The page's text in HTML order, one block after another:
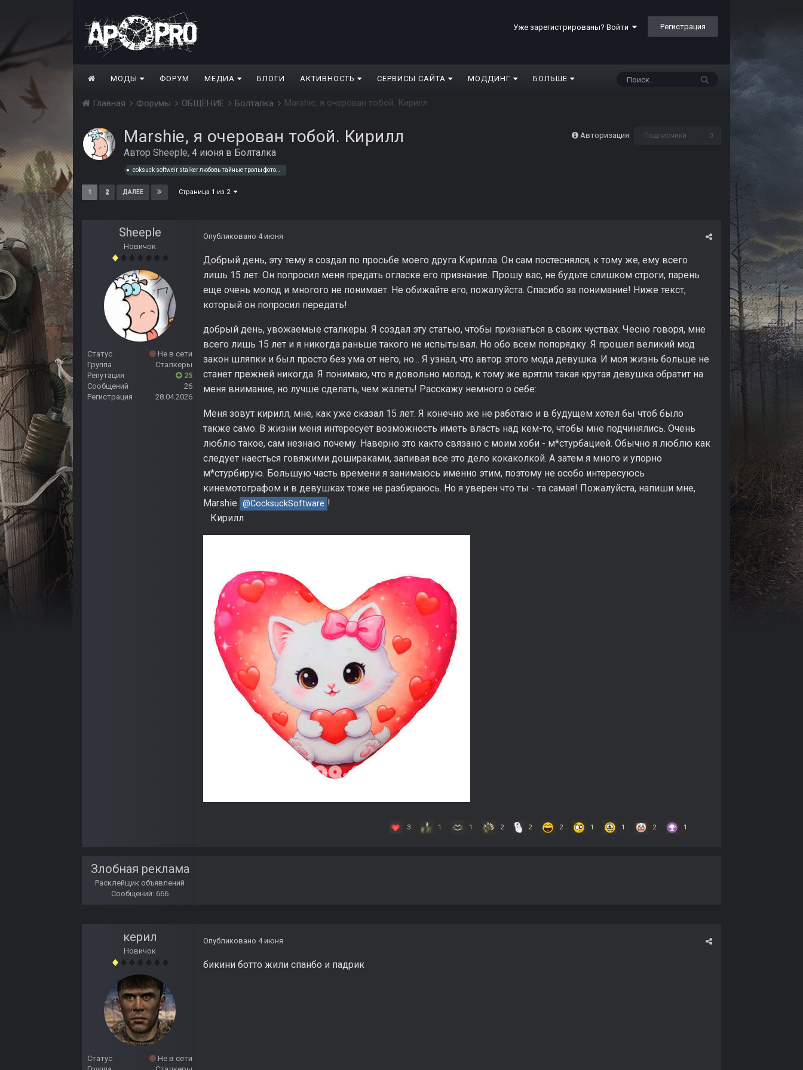
Уже зарегистрированы? Войти Регистрация
МОДЫ ФОРУМ МЕДИА БЛОГИ АКТИВНОСТЬ СЕРВИСЫ САЙТА МОДДИНГ БОЛЬШЕ
Главная Форумы ОБЩЕНИЕ Болталка Marshie, я очерован тобой. Кирилл
Авторизация Подписчики 0
Marshie, я очерован тобой. Кирилл
Автор Sheeple, 4 июня в Болталка
1 2 ДАЛЕЕ Страница 1 из 2
Sheeple
Новичок
Статус
Не в сети
Группа
Сталкеры
Репутация
25
Сообщений
26
Регистрация
28.04.2026
Опубликовано 4 июня
Добрый день, эту тему я создал по просьбе моего друга Кирилла. Он сам постеснялся, к тому же, ему всего
лишь 15 лет. Он попросил меня предать огласке его признание. Прошу вас, не будьте слишком строги, парень
еще очень молод и многого не понимает. Не обижайте его, пожалуйста. Спасибо за понимание! Ниже текст,
который он попросил передать!
добрый день, увожаемые сталкеры. Я создал эту статью, чтобы признаться в своих чуствах. Чесно говоря, мне
всего лишь 15 лет и я никогда раньше такого не испытывал. Но обо всем попорядку. Я прошел великий мод
закон шляпки и был просто без ума от него, но... Я узнал, что автор этого мода девушка. И моя жизнь больше не
станет прежней никогда. Я понимаю, что я довольно молод, к тому же врятли такая крутая девушка обратит на
меня внимание, но лучше сделать, чем жалеть! Расскажу немного о себе:
Меня зовут кирилл, мне, как уже сказал 15 лет. Я конечно же не работаю и в будущем хотел бы чтоб было
также само. В жизни меня интересует возможность иметь власть над кем-то, чтобы мне подчинялись. Очень
люблю такое, сам незнаю почему. Наверно это както связано с моим хоби - м*стурбацией. Обычно я люблю как
следует наесться говяжими дошираками, запивая все это дело кокаколкой. А затем я много и упорно
м*стурбирую. Большую часть времени я занимаюсь именно этим, поэтому не особо интересуюсь
кинемотографом и в девушках тоже не разбираюсь. Но я уверен что ты - та самая! Пожалуйста, напиши мне,
Marshie @CocksuckSoftware !
Кирилл
3 1 1 2 2 2 1 1 2 1
Злобная реклама
Расклейщик объявлений
Сообщений: 666
керил
Новичок
Статус
Не в сети
Опубликовано 4 июня
бикини ботто жили спанбо и падрик